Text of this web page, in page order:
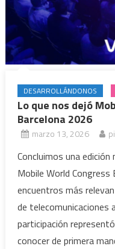
DESARROLLÁNDONOS
Lo que nos dejó
Barcelona 2026
marzo 13, 2026
Concluimos una edición
Mobile World
encuentros más
de telecomunicaciones
participación
conocer de primera